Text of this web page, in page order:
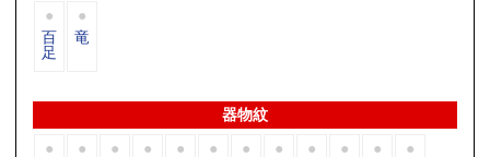
百
足
竜
器物紋